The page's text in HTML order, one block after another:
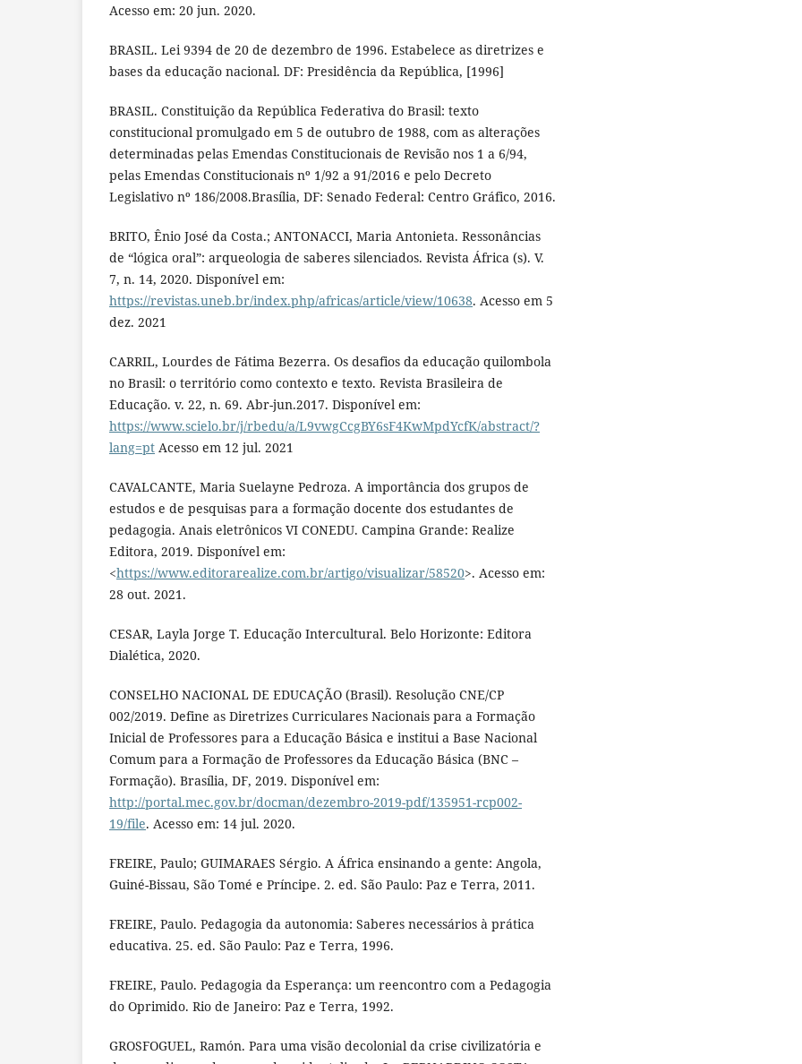
Acesso em: 20 jun. 2020.
BRASIL. Lei 9394 de 20 de dezembro de 1996. Estabelece as diretrizes e
bases da educação nacional. DF: Presidência da República, [1996]
BRASIL. Constituição da República Federativa do Brasil: texto
constitucional promulgado em 5 de outubro de 1988, com as alterações
determinadas pelas Emendas Constitucionais de Revisão nos 1 a 6/94,
pelas Emendas Constitucionais nº 1/92 a 91/2016 e pelo Decreto
Legislativo nº 186/2008.Brasília, DF: Senado Federal: Centro Gráfico, 2016.
BRITO, Ênio José da Costa.; ANTONACCI, Maria Antonieta. Ressonâncias
de “lógica oral”: arqueologia de saberes silenciados. Revista África (s). V.
7, n. 14, 2020. Disponível em:
https://revistas.uneb.br/index.php/africas/article/view/10638. Acesso em 5
dez. 2021
CARRIL, Lourdes de Fátima Bezerra. Os desafios da educação quilombola
no Brasil: o território como contexto e texto. Revista Brasileira de
Educação. v. 22, n. 69. Abr-jun.2017. Disponível em:
https://www.scielo.br/j/rbedu/a/L9vwgCcgBY6sF4KwMpdYcfK/abstract/?
lang=pt Acesso em 12 jul. 2021
CAVALCANTE, Maria Suelayne Pedroza. A importância dos grupos de
estudos e de pesquisas para a formação docente dos estudantes de
pedagogia. Anais eletrônicos VI CONEDU. Campina Grande: Realize
Editora, 2019. Disponível em:
<https://www.editorarealize.com.br/artigo/visualizar/58520>. Acesso em:
28 out. 2021.
CESAR, Layla Jorge T. Educação Intercultural. Belo Horizonte: Editora
Dialética, 2020.
CONSELHO NACIONAL DE EDUCAÇÃO (Brasil). Resolução CNE/CP
002/2019. Define as Diretrizes Curriculares Nacionais para a Formação
Inicial de Professores para a Educação Básica e institui a Base Nacional
Comum para a Formação de Professores da Educação Básica (BNC –
Formação). Brasília, DF, 2019. Disponível em:
http://portal.mec.gov.br/docman/dezembro-2019-pdf/135951-rcp002-
19/file. Acesso em: 14 jul. 2020.
FREIRE, Paulo; GUIMARAES Sérgio. A África ensinando a gente: Angola,
Guiné-Bissau, São Tomé e Príncipe. 2. ed. São Paulo: Paz e Terra, 2011.
FREIRE, Paulo. Pedagogia da autonomia: Saberes necessários à prática
educativa. 25. ed. São Paulo: Paz e Terra, 1996.
FREIRE, Paulo. Pedagogia da Esperança: um reencontro com a Pedagogia
do Oprimido. Rio de Janeiro: Paz e Terra, 1992.
GROSFOGUEL, Ramón. Para uma visão decolonial da crise civilizatória e